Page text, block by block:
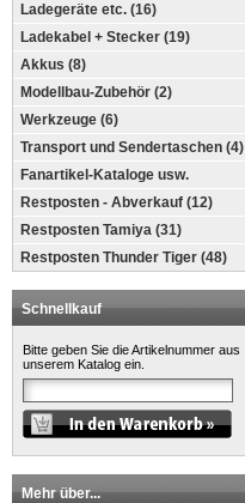
Ladegeräte etc. (16)
Ladekabel + Stecker (19)
Akkus (8)
Modellbau-Zubehör (2)
Werkzeuge (6)
Transport und Sendertaschen (4)
Fanartikel-Kataloge usw.
Restposten - Abverkauf (12)
Restposten Tamiya (31)
Restposten Thunder Tiger (48)
Schnellkauf
Bitte geben Sie die Artikelnummer aus
unserem Katalog ein.
Mehr über...